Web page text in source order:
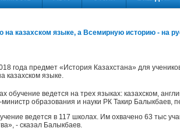
на казахском языке, а Всемирную историю - на
года предмет «История Казахстана» для
казахском языке.
обучение ведется на трех языках: казахском,
образования и науки РК Такир Балыкбаев,
ведется в 117 школах. Им охвачено 63 тыс
- сказал Балыкбаев.